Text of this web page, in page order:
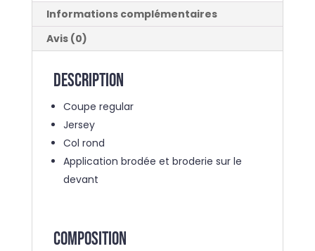
Informations complémentaires
Avis (0)
Description
Coupe regular
Jersey
Col rond
Application brodée et broderie sur le
devant
COMPOSITION